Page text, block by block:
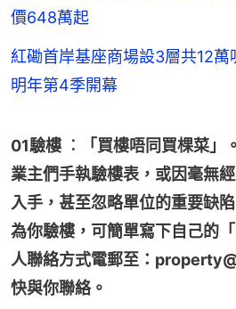
價648萬起
紅磡首岸基座商場設3層共12
明年第4季開幕
01驗樓 ︰「買樓唔同買棵菜」
業主們手執驗樓表，或因毫無
入手，甚至忽略單位的重要缺
為你驗樓，可簡單寫下自己的
人聯絡方式電郵至：
快與你聯絡。